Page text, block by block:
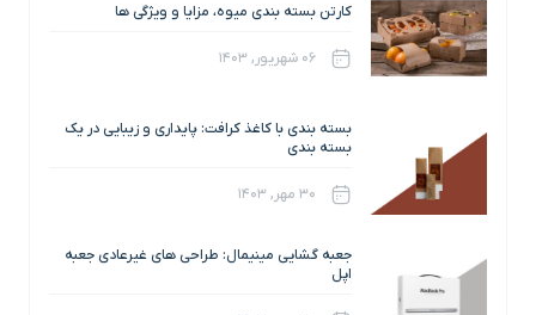
کارتن بسته‌ بندی میوه، مزایا و ویژگی ها
۰۶ شهریور, ۱۴۰۳
بسته بندی با کاغذ کرافت: پایداری و زیبایی در یک
بسته بندی
۳۰ مهر, ۱۴۰۳
جعبه گشایی مینیمال: طراحی های غیرعادی جعبه
اپل